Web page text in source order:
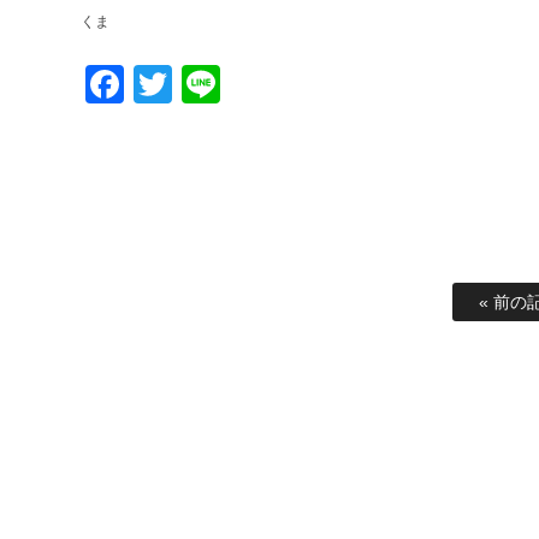
くま
Facebook
Twitter
« 前の